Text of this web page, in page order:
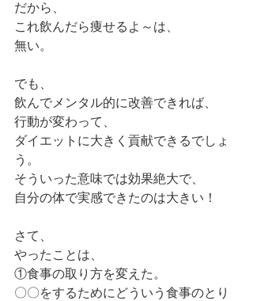
だから、
これ飲んだら痩せるよ～は、
無い。
でも、
飲んでメンタル的に改善できれば、
行動が変わって、
ダイエットに大きく貢献できるでしょ
う。
そういった意味では効果絶大で、
自分の体で実感できたのは大きい！
さて、
やったことは、
①食事の取り方を変えた。
〇〇をするためにどういう食事のとり